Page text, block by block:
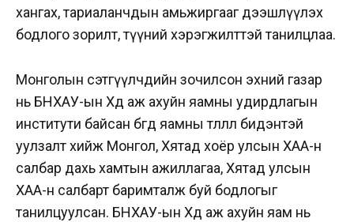
хангах, тариаланчдын амьжиргааг дээшлүүлэх
бодлого зорилт, түүний хэрэгжилттэй танилцлаа.
Монголын сэтгүүлчдийн зочилсон эхний газар
нь БНХАУ-ын Хөдөө аж ахуйн яамны удирдлагын
институти байсан бөгөөд яамны төлөөлөл бидэнтэй
уулзалт хийж Монгол, Хятад хоёр улсын ХАА-н
салбар дахь хамтын ажиллагаа, Хятад улсын
ХАА-н салбарт баримталж буй бодлогыг
танилцуулсан. БНХАУ-ын Хөдөө аж ахуйн яам нь